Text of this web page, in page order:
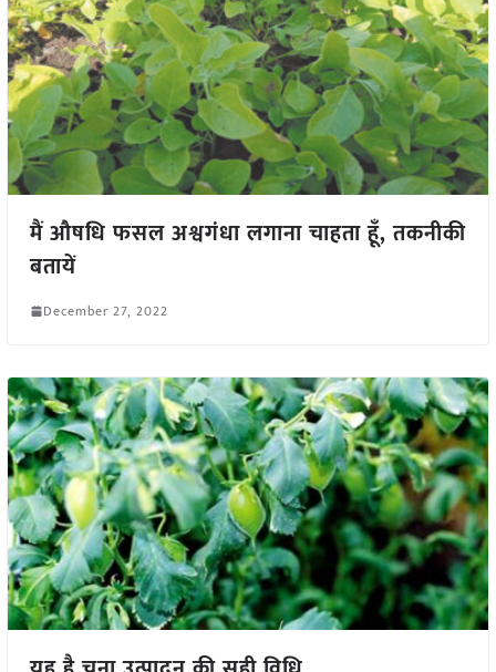
मैं औषधि फसल अश्वगंधा लगाना चाहता हूँ, तकनीकी
बतायें
December 27, 2022